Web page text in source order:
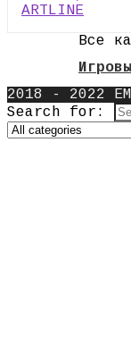
ARTLINE
Все
2018 - 2022
Search for: